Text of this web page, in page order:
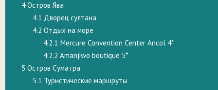
4Остров Ява
4.1 Дворец султана
4.2 Отдых на море
4.2.1 Mercure Convention Center Ancol 4*
4.2.2 Amanjiwo boutique 5*
5 Остров Суматра
5.1 Туристические маршруты